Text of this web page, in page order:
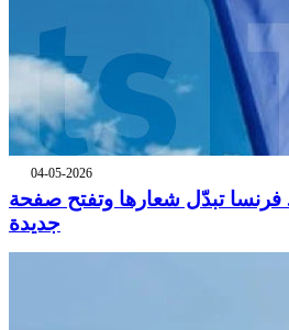
04-05-2026
فرنسا تبدّل شعارها وتفتح صفحة
جديدة